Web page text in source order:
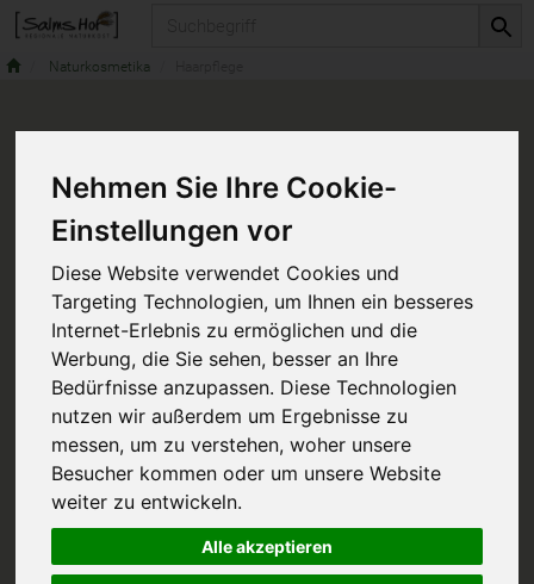
Nehmen Sie Ihre Cookie-
Einstellungen vor
Diese Website verwendet Cookies und
Targeting Technologien, um Ihnen ein besseres
Internet-Erlebnis zu ermöglichen und die
Werbung, die Sie sehen, besser an Ihre
Bedürfnisse anzupassen. Diese Technologien
nutzen wir außerdem um Ergebnisse zu
messen, um zu verstehen, woher unsere
Besucher kommen oder um unsere Website
weiter zu entwickeln.
Alle akzeptieren
Naturkosmetika